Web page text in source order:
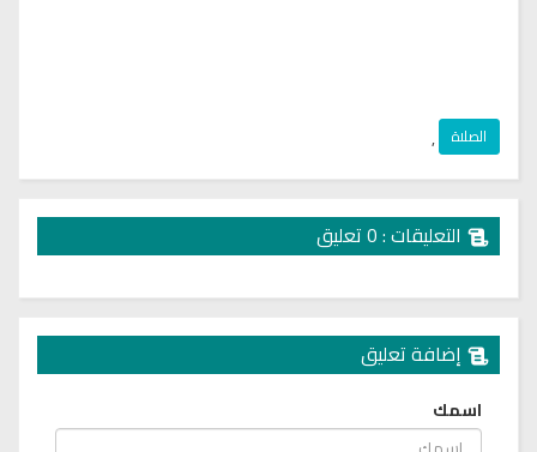
الصلاة ,
التعليقات : 0 تعليق
إضافة تعليق
اسمك